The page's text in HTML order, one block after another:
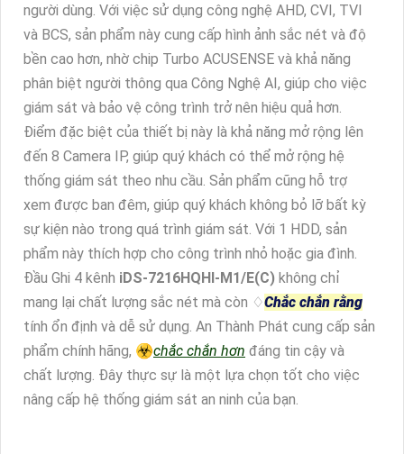
người dùng. Với việc sử dụng công nghệ AHD, CVI, TVI
và BCS, sản phẩm này cung cấp hình ảnh sắc nét và độ
bền cao hơn, nhờ chip Turbo ACUSENSE và khả năng
phân biệt người thông qua Công Nghệ AI, giúp cho việc
giám sát và bảo vệ công trình trở nên hiệu quả hơn.
Điểm đặc biệt của thiết bị này là khả năng mở rộng lên
đến 8 Camera IP, giúp quý khách có thể mở rộng hệ
thống giám sát theo nhu cầu. Sản phẩm cũng hỗ trợ
xem được ban đêm, giúp quý khách không bỏ lỡ bất kỳ
sự kiện nào trong quá trình giám sát. Với 1 HDD, sản
phẩm này thích hợp cho công trình nhỏ hoặc gia đình.
Đầu Ghi 4 kênh iDS-7216HQHI-M1/E(C) không chỉ
mang lại chất lượng sắc nét mà còn ♢Chắc chắn rằng
tính ổn định và dễ sử dụng. An Thành Phát cung cấp sản
phẩm chính hãng, ☣️chắc chắn hơn đáng tin cậy và
chất lượng. Đây thực sự là một lựa chọn tốt cho việc
nâng cấp hệ thống giám sát an ninh của bạn.